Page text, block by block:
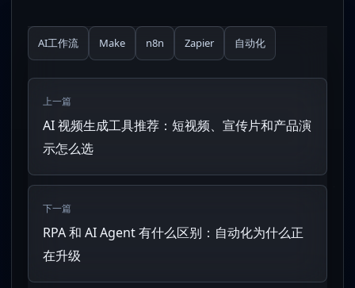
AI工作流 Make n8n Zapier 自动化
上一篇
AI 视频生成工具推荐：短视频、宣传片和产品演
示怎么选
下一篇
RPA 和 AI Agent 有什么区别：自动化为什么正
在升级